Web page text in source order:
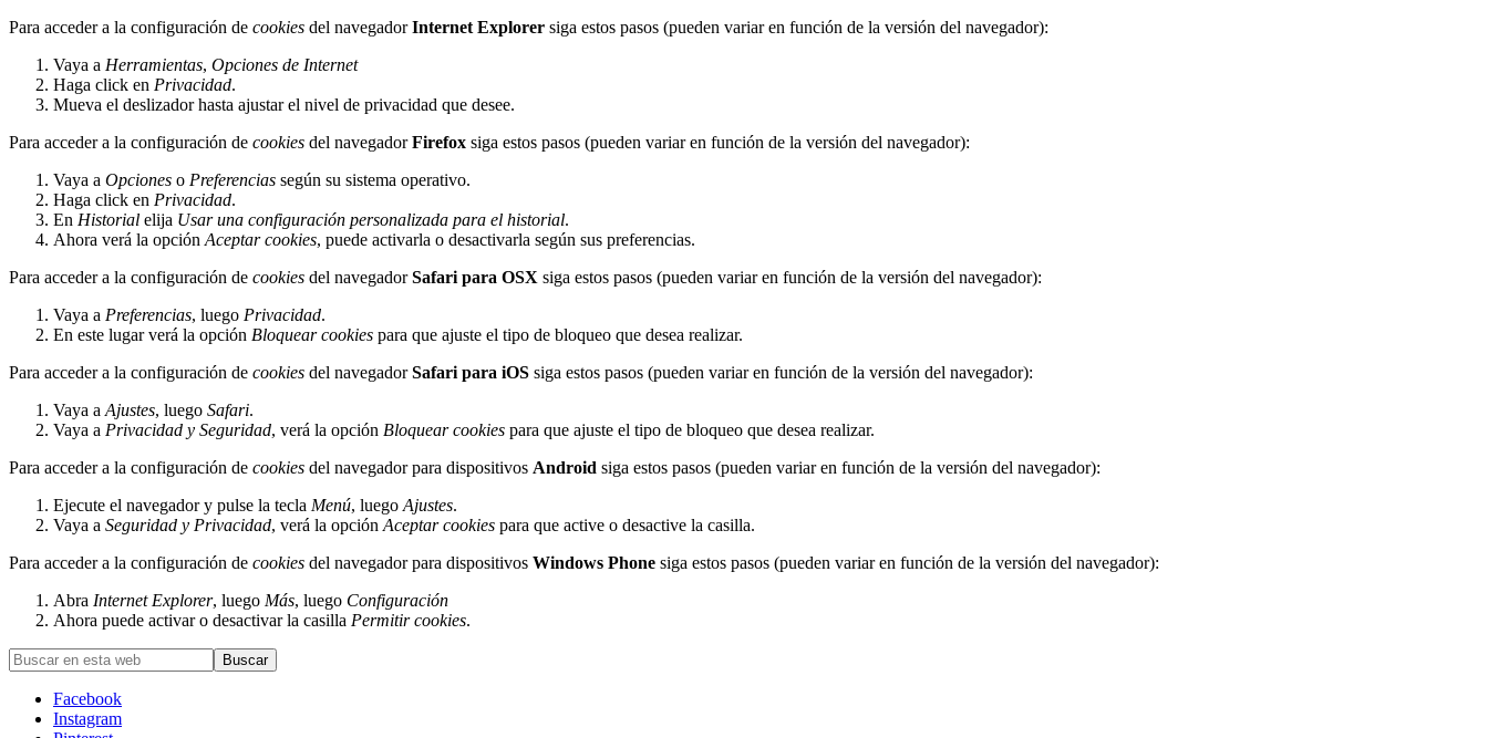
Para acceder a la configuración de cookies del navegadorInternet Explorer siga estos pasos (pueden variar en función de la versión del navegador):
Vaya a Herramientas, Opciones de Internet
Haga click en Privacidad.
Mueva el deslizador hasta ajustar el nivel de privacidad que desee.
Para acceder a la configuración de cookies del navegadorFirefox siga estos pasos (pueden variar en función de la versión del navegador):
Vaya a Opciones o Preferencias según su sistema operativo.
Haga click en Privacidad.
En Historial elija Usar una configuración personalizada para el historial.
Ahora verá la opción Aceptar cookies, puede activarla o desactivarla según sus preferencias.
Para acceder a la configuración de cookies del navegadorSafari para OSX siga estos pasos (pueden variar en función de la versión del navegador):
Vaya a Preferencias, luego Privacidad.
En este lugar verá la opción Bloquear cookies para que ajuste el tipo de bloqueo que desea realizar.
Para acceder a la configuración de cookies del navegadorSafari para iOS siga estos pasos (pueden variar en función de la versión del navegador):
Vaya a Ajustes, luego Safari.
Vaya a Privacidad y Seguridad, verá la opción Bloquear cookies para que ajuste el tipo de bloqueo que desea realizar.
Para acceder a la configuración de cookies del navegador para dispositivos Android siga estos pasos (pueden variar en función de la versión del navegador):
Ejecute el navegador y pulse la tecla Menú, luego Ajustes.
Vaya a Seguridad y Privacidad, verá la opción Aceptar cookies para que active o desactive la casilla.
Para acceder a la configuración de cookies del navegador para dispositivos Windows Phone siga estos pasos (pueden variar en función de la versión del navegador):
Abra Internet Explorer, luego Más, luego Configuración
Ahora puede activar o desactivar la casilla Permitir cookies.
Barra
lateral
principal
Buscar
en
web
Facebook
Instagram